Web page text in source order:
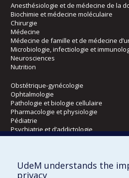
Anesthésiologie et de médecine de la
Biochimie et médecine moléculaire
Chirurgie
Médecine
Médecine de famille et de médecine
Microbiologie, infectiologie et
Neurosciences
Nutrition
Obstétrique-gynécologie
Ophtalmologie
Pathologie et biologie cellulaire
Pharmacologie et physiologie
Pédiatrie
Psychiatrie et d’addictologie
Radiologie, radio-oncologie et
Écoles
UdeM understands the
privacy